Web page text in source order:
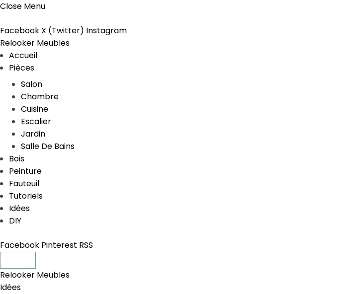
Close Menu
Facebook X (Twitter) Instagram
Relooker Meubles
Accueil
Pièces
Salon
Chambre
Cuisine
Escalier
Jardin
Salle De Bains
Bois
Peinture
Fauteuil
Tutoriels
Idées
DIY
Facebook Pinterest RSS
Relooker Meubles
Idées